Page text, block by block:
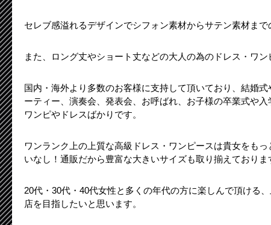
セレブ感溢れるデザインでシフォン素材からサテン素材まで
また、ロング丈やショート丈などの大人の為のドレス・ワン
国内・海外より多数のお客様に支持して頂いており、結婚
ーティー、演奏会、発表会、お呼ばれ、お子様の卒業式や
ワンピやドレスばかりです。
ワンランク上の上質な高級ドレス・ワンピースは貴女をも
いなし！通販だから豊富な大きいサイズも取り揃えておりま
20代・30代・40代女性と多くの年代の方に楽しんで頂ける
店を目指したいと思います。